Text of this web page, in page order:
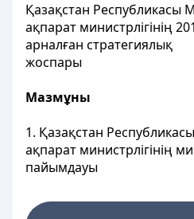
Қазақстан Республикасы
ақпарат министрлігінің
арналған стратегиялық
жоспары
Мазмұны
1. Қазақстан
ақпарат министрлігінің
пайымдауы